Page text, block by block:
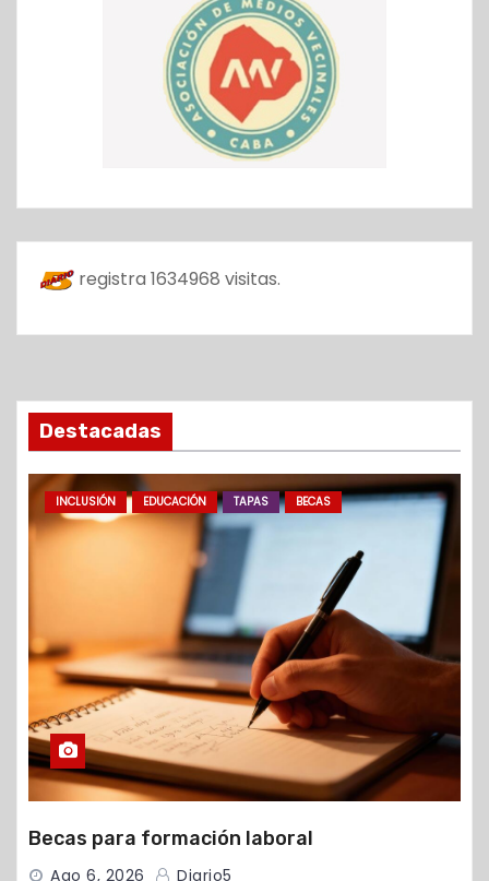
registra 1634968 visitas.
Destacadas
INCLUSIÓN EDUCACIÓN TAPAS BECAS
Becas para formación laboral
Ago 6, 2026 Diario5